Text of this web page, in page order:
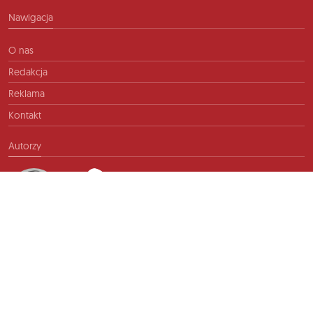
Nawigacja
O nas
Redakcja
Reklama
Kontakt
Autorzy